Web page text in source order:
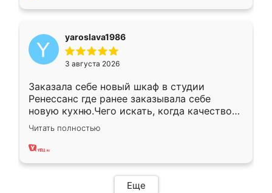
yaroslava1986
3 августа 2026
Заказала себе новый шкаф в студии
Ренессанс где ранее заказывала себе
новую кухню.Чего искать, когда качеством
вполне довольна. Служит кухня уже почти
два года, нареканий нет.
Читать полностью
Еще